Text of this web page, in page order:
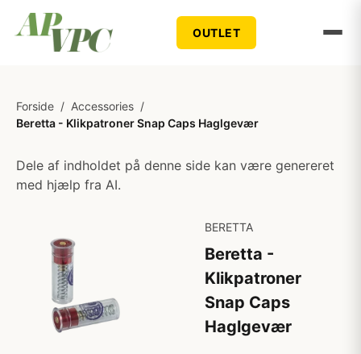
OUTLET
Forside / Accessories /
Beretta - Klikpatroner Snap Caps Haglgevær
Dele af indholdet på denne side kan være genereret
med hjælp fra AI.
BERETTA
Beretta -
Klikpatroner
Snap Caps
Haglgevær